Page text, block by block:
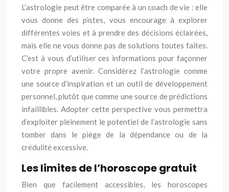
L’astrologie peut être comparée à un coach de vie : elle
vous donne des pistes, vous encourage à explorer
différentes voies et à prendre des décisions éclairées,
mais elle ne vous donne pas de solutions toutes faites.
C’est à vous d’utiliser ces informations pour façonner
votre propre avenir. Considérez l’astrologie comme
une source d’inspiration et un outil de développement
personnel, plutôt que comme une source de prédictions
infaillibles. Adopter cette perspective vous permettra
d’exploiter pleinement le potentiel de l’astrologie sans
tomber dans le piège de la dépendance ou de la
crédulité excessive.
Les limites de l’horoscope gratuit
Bien que facilement accessibles, les horoscopes